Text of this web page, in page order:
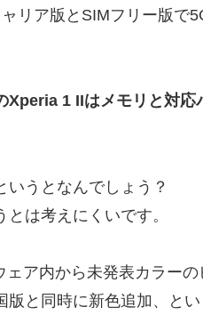
リア版とSIMフリー版で
Xperia 1 IIはメモリと対
いうとなんでしょう？
は考えにくいです。
ア内から未発表カラー
と同時に新色追加、とい